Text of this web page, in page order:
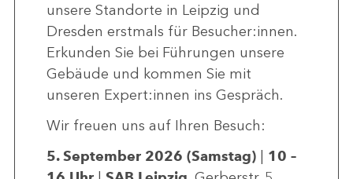
unsere Standorte in Leipzig und
Dresden erstmals für Besucher:innen.
Erkunden Sie bei Führungen unsere
Gebäude und kommen Sie mit
unseren Expert:innen ins Gespräch.
Wir freuen uns auf Ihren Besuch:
5. September 2026 (Samstag)| 10 –